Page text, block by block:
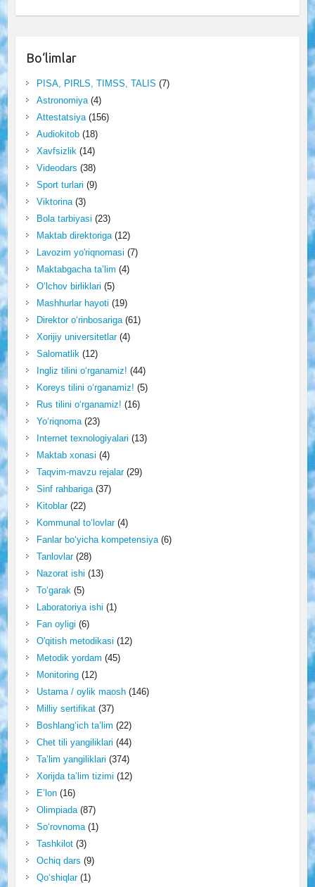
Bo‘limlar
PISA, PIRLS, TIMSS, TALIS (7)
Astronomiya(4)
Attestatsiya(156)
Audiokitob(18)
Xavfsizlik (14)
Videodars (38)
Sport turlari (9)
Viktorina(3)
Bola tarbiyasi (23)
Maktab direktoriga(12)
Lavozim yo'riqnomasi (7)
Maktabgacha ta’lim (4)
O‘lchov birliklari (5)
Mashhurlar hayoti (19)
Direktor o‘rinbosariga(61)
Xorijiy universitetlar(4)
Salomatlik (12)
Ingliz tilini o‘rganamiz! (44)
Koreys tilini o‘rganamiz! (5)
Rus tilini o‘rganamiz! (16)
Yo‘riqnoma(23)
Internet texnologiyalari (13)
Maktab xonasi (4)
Taqvim-mavzu rejalar(29)
Sinf rahbariga(37)
Kitoblar(22)
Kommunal to‘lovlar(4)
Fanlar bo‘yicha kompetensiya(6)
Tanlovlar(28)
Nazorat ishi (13)
To‘garak (5)
Laboratoriya ishi (1)
Fan oyligi (6)
O'qitish metodikasi (12)
Metodik yordam (45)
Monitoring(12)
Ustama / oylik maosh(146)
Milliy sertifikat(37)
Boshlang‘ich ta’lim (22)
Chet tili yangiliklari (44)
Ta’lim yangiliklari (374)
Xorijda ta’lim tizimi (12)
E’lon(16)
Olimpiada(87)
So‘rovnoma(1)
Tashkilot(3)
Ochiq dars (9)
Qo‘shiqlar(1)